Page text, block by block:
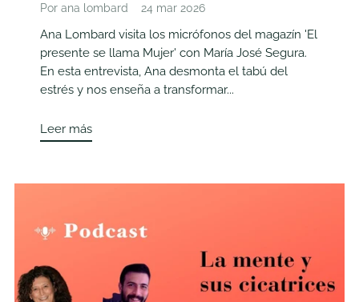
Por ana lombard 24 mar 2026
Ana Lombard visita los micrófonos del magazín 'El
presente se llama Mujer' con María José Segura.
En esta entrevista, Ana desmonta el tabú del
estrés y nos enseña a transformar...
Leer más